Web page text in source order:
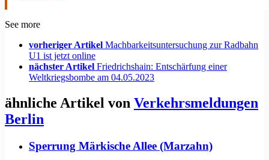
See more
vorheriger Artikel Machbarkeitsuntersuchung zur Radbahn
U1 ist jetzt online
nächster Artikel Friedrichshain: Entschärfung einer
Weltkriegsbombe am 04.05.2023
ähnliche Artikel von Verkehrsmeldungen
Berlin
Sperrung Märkische Allee (Marzahn)